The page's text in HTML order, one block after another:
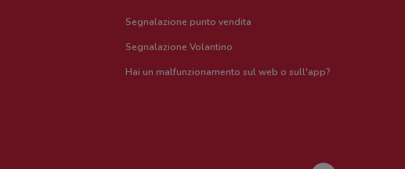
Segnalazione punto vendita
Segnalazione Volantino
Hai un malfunzionamento sul web o sull'app?